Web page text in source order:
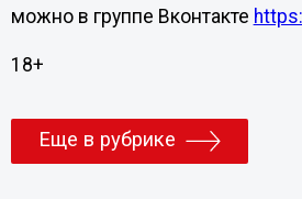
можно в группе Вконтакте
18+
Еще в рубрике